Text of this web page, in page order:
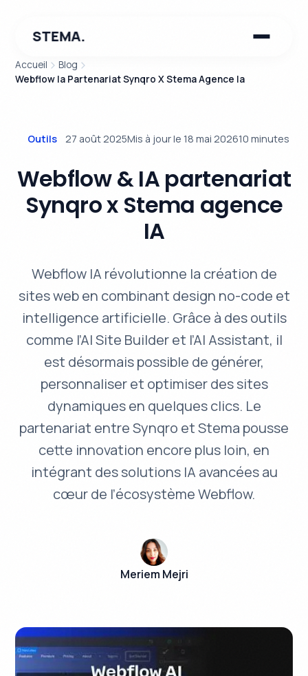
STEMA.
Accueil
Blog
Webflow Ia Partenariat Synqro X Stema Agence Ia
Outils 27 août 2025Mis à jour le 18 mai 202610 minutes
Webflow & IA partenariat
Synqro x Stema agence
IA
Webflow IA révolutionne la création de
sites web en combinant design no-code et
intelligence artificielle. Grâce à des outils
comme l’AI Site Builder et l’AI Assistant, il
est désormais possible de générer,
personnaliser et optimiser des sites
dynamiques en quelques clics. Le
partenariat entre Synqro et Stema pousse
cette innovation encore plus loin, en
intégrant des solutions IA avancées au
cœur de l’écosystème Webflow.
Meriem Mejri